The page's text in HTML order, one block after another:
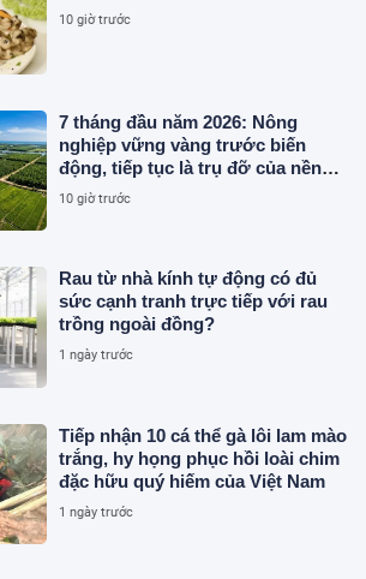
10 giờ trước
7 tháng đầu năm 2026: Nông
nghiệp vững vàng trước biến
động, tiếp tục là trụ đỡ của nền
kinh tế
10 giờ trước
Rau từ nhà kính tự động có đủ
sức cạnh tranh trực tiếp với rau
trồng ngoài đồng?
1 ngày trước
Tiếp nhận 10 cá thể gà lôi lam mào
trắng, hy họng phục hồi loài chim
đặc hữu quý hiếm của Việt Nam
1 ngày trước